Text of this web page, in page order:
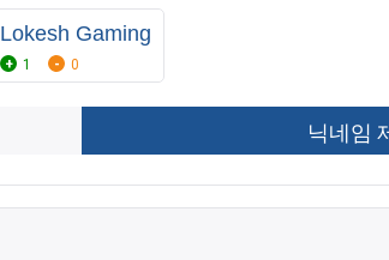
Lokesh Gaming
1 0